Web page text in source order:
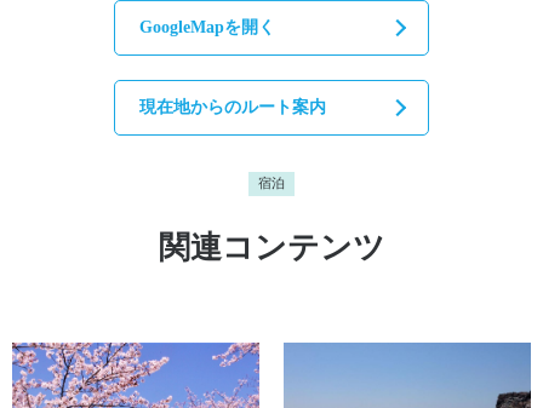
GoogleMapを開く
現在地からのルート案内
宿泊
関連コンテンツ